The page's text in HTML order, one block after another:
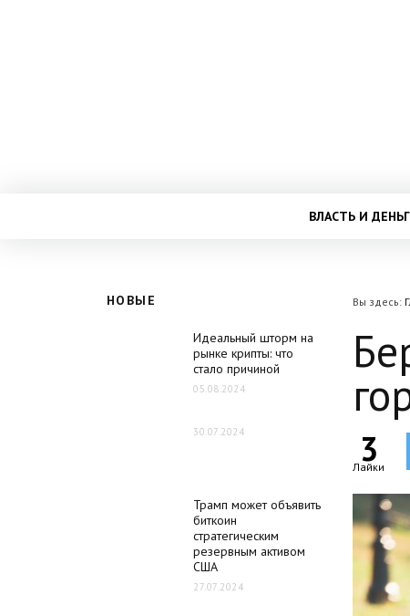
ВЛАСТЬ И
НОВЫЕ
Идеальный шторм на
рынке крипты: что
стало причиной
05.08.2024
30.07.2024
Трамп может объявить
биткоин
стратегическим
резервным активом
США
27.07.2024
Вы здесь:
3
Лайки